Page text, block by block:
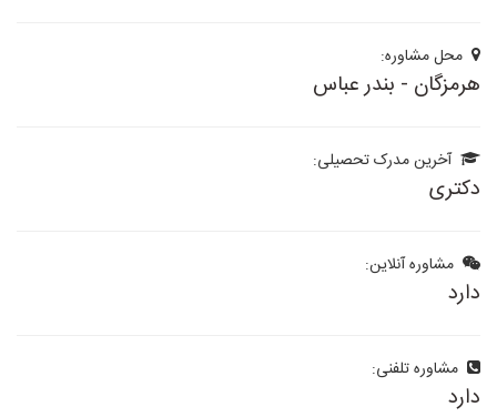
محل مشاوره:
هرمزگان - بندر عباس
آخرین مدرک تحصیلی:
دکتری
مشاوره آنلاین:
دارد
مشاوره تلفنی:
دارد